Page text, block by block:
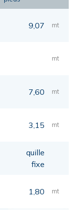
9,07 mt
mt
7,60 mt
3,15 mt
quille
fixe
1,80 mt